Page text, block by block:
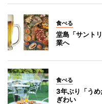
食べる
堂島「サント
業へ
食べる
3年ぶり「うめ
ぎわい